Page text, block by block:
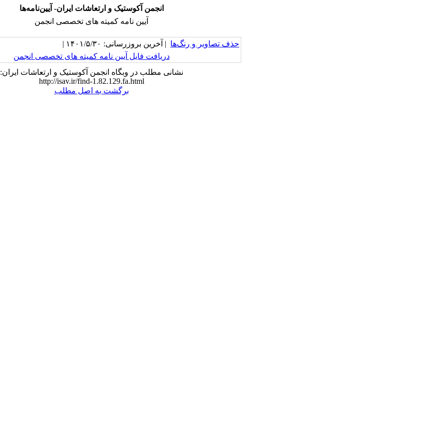
انجمن آکوستیک و ارتعاشات ایران- آیین‌نامه‌ها
آیین نامه کمیته های تخصصی انجمن
حذف تصاویر و رنگ‌ها | آخرین بروزرسانی: ۱۴۰۱/۵/۳۰ |
دریافت فایل آیین نامه کمیته های تخصصی انجمن
نشانی مطلب در وبگاه انجمن آکوستیک و ارتعاشات ایران:
http://isav.ir/find-1.82.129.fa.html
برگشت به اصل مطلب